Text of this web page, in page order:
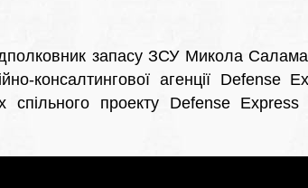
запасу ЗСУ Микола
консалтингової агенції Defense
проекту Defense Express